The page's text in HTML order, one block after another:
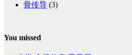
骨传导 (3)
You missed